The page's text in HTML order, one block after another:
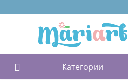
Категории